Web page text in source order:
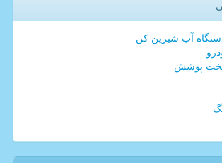
آب شیرین کن
پوشش